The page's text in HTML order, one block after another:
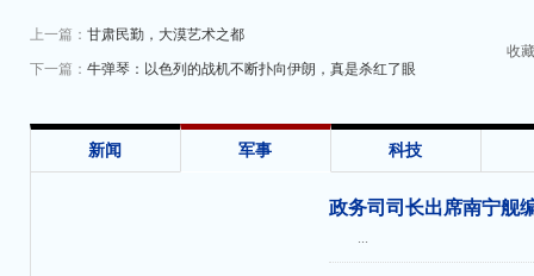
上一篇： 甘肃民勤，大漠艺术之都
下一篇： 牛弹琴：以色列的战机不断扑向伊朗，真是杀红了眼
收
新闻 军事 科技
政务司司长出席南宁舰
...